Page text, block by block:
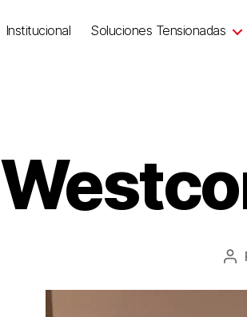
Institucional Soluciones Tensionadas